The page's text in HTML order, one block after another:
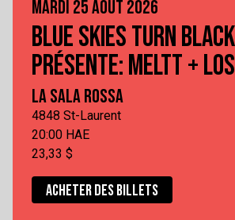
MARDI 25 AOÛT 2026
BLUE SKIES TURN BLACK
PRÉSENTE: MELTT +
LA SALA ROSSA
4848 St-Laurent
20:00 HAE
23,33 $
ACHETER DES BILLETS